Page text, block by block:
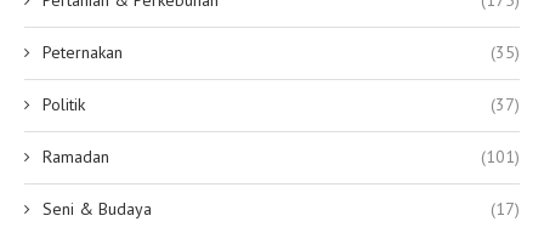
Peternakan (35)
Politik (37)
Ramadan (101)
Seni & Budaya (17)